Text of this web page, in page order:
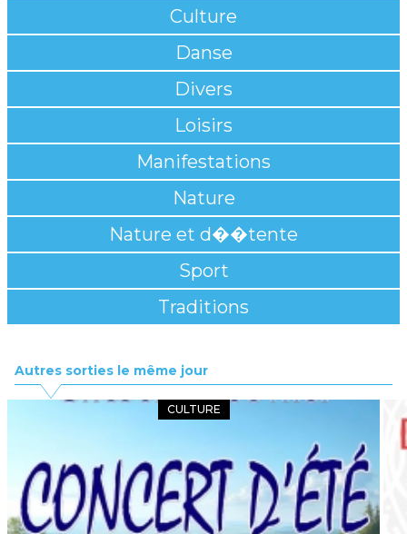
Culture
Danse
Divers
Loisirs
Manifestations
Nature
Nature et d��tente
Sport
Traditions
Autres sorties le même jour
CULTURE